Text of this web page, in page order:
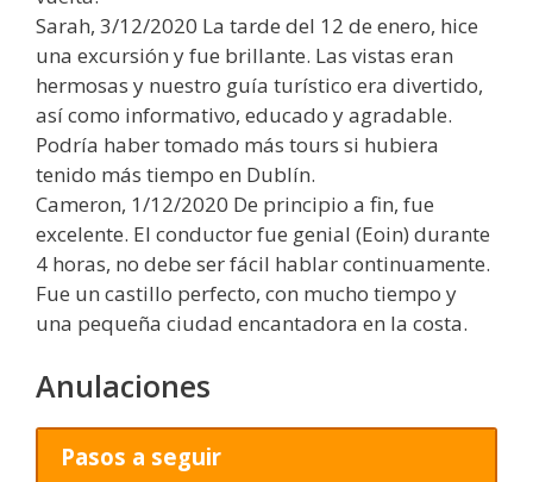
Sarah, 3/12/2020 La tarde del 12 de enero, hice
una excursión y fue brillante. Las vistas eran
hermosas y nuestro guía turístico era divertido,
así como informativo, educado y agradable.
Podría haber tomado más tours si hubiera
tenido más tiempo en Dublín.
Cameron, 1/12/2020 De principio a fin, fue
excelente. El conductor fue genial (Eoin) durante
4 horas, no debe ser fácil hablar continuamente.
Fue un castillo perfecto, con mucho tiempo y
una pequeña ciudad encantadora en la costa.
Anulaciones
Pasos a seguir